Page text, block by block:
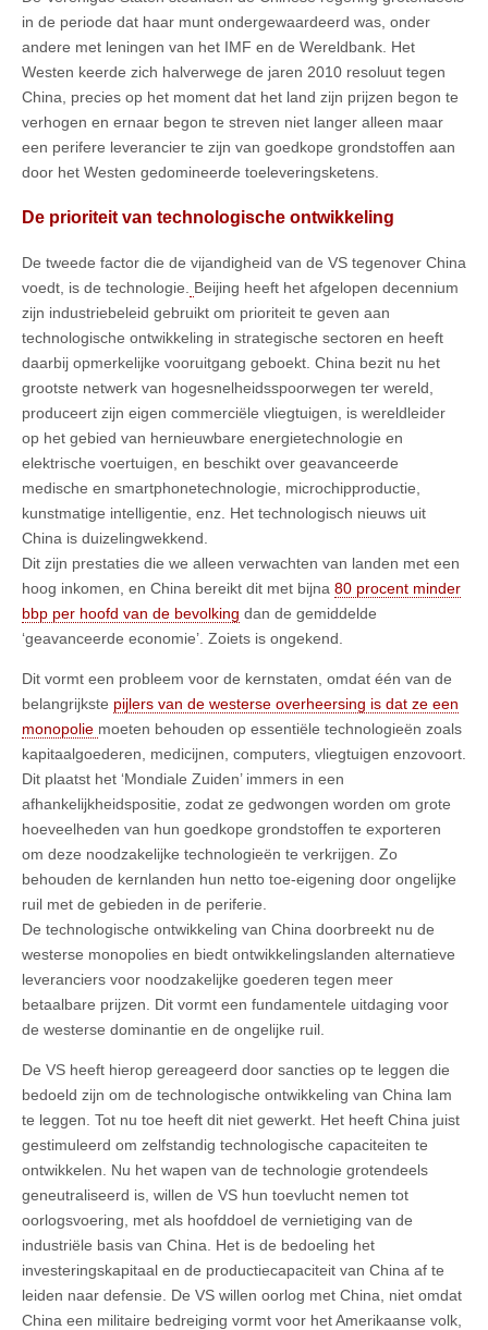
in de periode dat haar munt ondergewaardeerd was, onder
andere met leningen van het IMF en de Wereldbank. Het
Westen keerde zich halverwege de jaren 2010 resoluut tegen
China, precies op het moment dat het land zijn prijzen begon te
verhogen en ernaar begon te streven niet langer alleen maar
een perifere leverancier te zijn van goedkope grondstoffen aan
door het Westen gedomineerde toeleveringsketens.
De prioriteit van technologische ontwikkeling
De tweede factor die de vijandigheid van de VS tegenover China
voedt, is de technologie.
Beijing heeft het afgelopen decennium
zijn industriebeleid gebruikt om prioriteit te geven aan
technologische ontwikkeling in strategische sectoren en heeft
daarbij opmerkelijke vooruitgang geboekt. China bezit nu het
grootste netwerk van hogesnelheidsspoorwegen ter wereld,
produceert zijn eigen commerciële vliegtuigen, is wereldleider
op het gebied van hernieuwbare energietechnologie en
elektrische voertuigen, en beschikt over geavanceerde
medische en smartphonetechnologie, microchipproductie,
kunstmatige intelligentie, enz. Het technologisch nieuws uit
China is duizelingwekkend.
Dit zijn prestaties die we alleen verwachten van landen met een
hoog inkomen, en China bereikt dit met bijna 80 procent minder
bbp per hoofd van de bevolking dan de gemiddelde
‘geavanceerde economie’. Zoiets is ongekend.
Dit vormt een probleem voor de kernstaten, omdat één van de
belangrijkste pijlers van de westerse overheersing is dat ze een
monopolie moeten behouden op essentiële technologieën zoals
kapitaalgoederen, medicijnen, computers, vliegtuigen enzovoort.
Dit plaatst het ‘Mondiale Zuiden’ immers in een
afhankelijkheidspositie, zodat ze gedwongen worden om grote
hoeveelheden van hun goedkope grondstoffen te exporteren
om deze noodzakelijke technologieën te verkrijgen. Zo
behouden de kernlanden hun netto toe-eigening door ongelijke
ruil met de gebieden in de periferie.
De technologische ontwikkeling van China doorbreekt nu de
westerse monopolies en biedt ontwikkelingslanden alternatieve
leveranciers voor noodzakelijke goederen tegen meer
betaalbare prijzen. Dit vormt een fundamentele uitdaging voor
de westerse dominantie en de ongelijke ruil.
De VS heeft hierop gereageerd door sancties op te leggen die
bedoeld zijn om de technologische ontwikkeling van China lam
te leggen. Tot nu toe heeft dit niet gewerkt. Het heeft China juist
gestimuleerd om zelfstandig technologische capaciteiten te
ontwikkelen. Nu het wapen van de technologie grotendeels
geneutraliseerd is, willen de VS hun toevlucht nemen tot
oorlogsvoering, met als hoofddoel de vernietiging van de
industriële basis van China. Het is de bedoeling het
investeringskapitaal en de productiecapaciteit van China af te
leiden naar defensie. De VS willen oorlog met China, niet omdat
China een militaire bedreiging vormt voor het Amerikaanse volk,